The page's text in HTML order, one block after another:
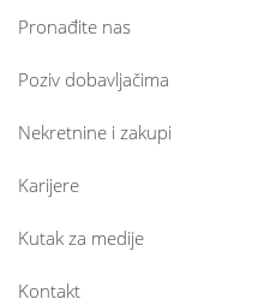
Pronađite nas
Poziv dobavljačima
Nekretnine i zakupi
Karijere
Kutak za medije
Kontakt